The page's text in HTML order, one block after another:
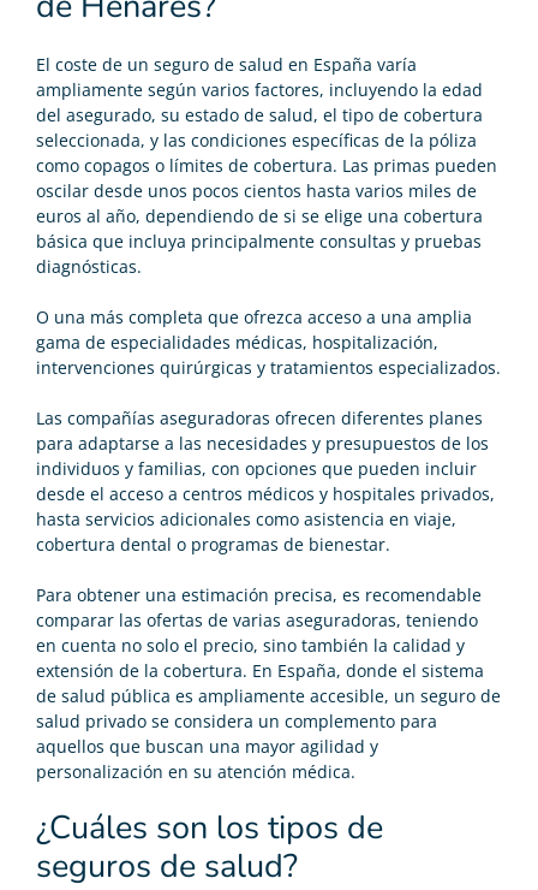
El coste de un seguro de salud en España varía
ampliamente según varios factores, incluyendo la edad
del asegurado, su estado de salud, el tipo de cobertura
seleccionada, y las condiciones específicas de la póliza
como copagos o límites de cobertura. Las primas pueden
oscilar desde unos pocos cientos hasta varios miles de
euros al año, dependiendo de si se elige una cobertura
básica que incluya principalmente consultas y pruebas
diagnósticas.
O una más completa que ofrezca acceso a una amplia
gama de especialidades médicas, hospitalización,
intervenciones quirúrgicas y tratamientos especializados.
Las compañías aseguradoras ofrecen diferentes planes
para adaptarse a las necesidades y presupuestos de los
individuos y familias, con opciones que pueden incluir
desde el acceso a centros médicos y hospitales privados,
hasta servicios adicionales como asistencia en viaje,
cobertura dental o programas de bienestar.
Para obtener una estimación precisa, es recomendable
comparar las ofertas de varias aseguradoras, teniendo
en cuenta no solo el precio, sino también la calidad y
extensión de la cobertura. En España, donde el sistema
de salud pública es ampliamente accesible, un seguro de
salud privado se considera un complemento para
aquellos que buscan una mayor agilidad y
personalización en su atención médica.
¿Cuáles son los tipos de
seguros de salud?